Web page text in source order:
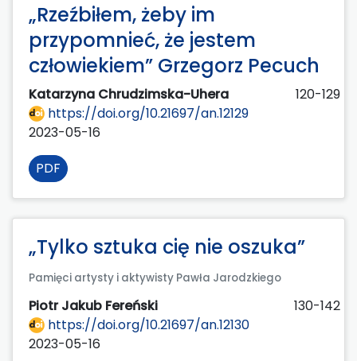
„Rzeźbiłem, żeby im
przypomnieć, że jestem
człowiekiem” Grzegorz Pecuch
Katarzyna Chrudzimska-Uhera
120-129
https://doi.org/10.21697/an.12129
2023-05-16
PDF
„Tylko sztuka cię nie oszuka”
Pamięci artysty i aktywisty Pawła Jarodzkiego
Piotr Jakub Fereński
130-142
https://doi.org/10.21697/an.12130
2023-05-16